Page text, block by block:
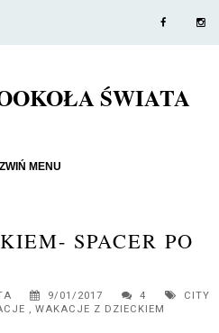
ŚWIATA
MENU
SPACER PO
9/01/2017 4
CITY
, WAKACJE Z DZIECKIEM